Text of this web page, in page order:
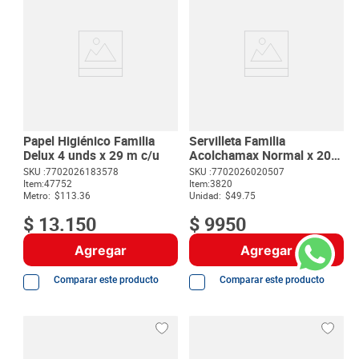
Papel Higiénico Familia
Delux 4 unds x 29 m c/u
SKU :7702026183578
Item:47752
Metro: $113.36
$ 13.150
Agregar
Comparar este producto
Servilleta Familia
Acolchamax Normal x 200
unds
SKU :7702026020507
Item:3820
Unidad: $49.75
$ 9950
Agregar
Comparar este producto